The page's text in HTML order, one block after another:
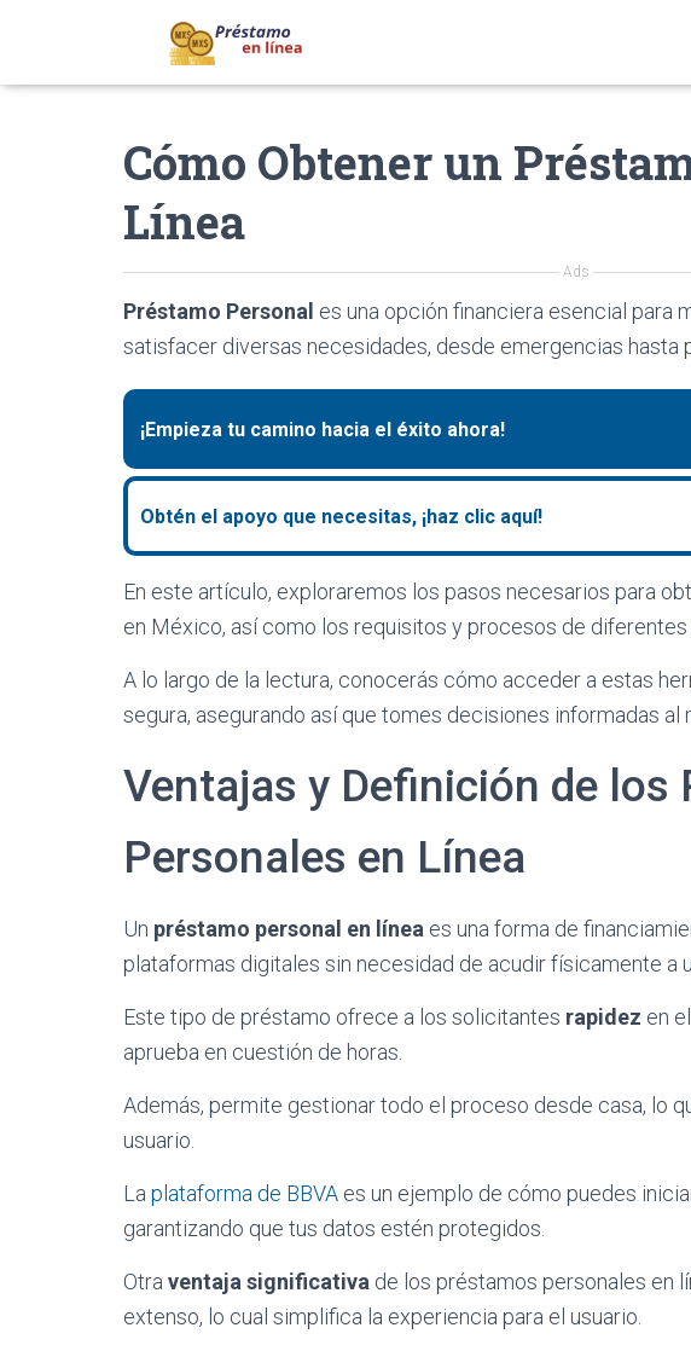
Cómo Obtener un
Línea
Ads
Préstamo Personal es una opción financiera esencial para
satisfacer diversas necesidades, desde emergencias hasta
¡Empieza tu camino hacia el éxito ahora!
Obtén el apoyo que necesitas, ¡haz clic aquí!
En este artículo, exploraremos los pasos necesarios para
en México, así como los requisitos y procesos de
A lo largo de la lectura, conocerás cómo acceder a estas
segura, asegurando así que tomes decisiones informadas
Ventajas y Definición de los
Personales en Línea
Un préstamo personal en línea es una forma de
plataformas digitales sin necesidad de acudir físicamente a
Este tipo de préstamo ofrece a los solicitantes rapidez en
aprueba en cuestión de horas.
Además, permite gestionar todo el proceso desde casa, lo
usuario.
La plataforma de BBVA es un ejemplo de cómo puedes
garantizando que tus datos estén protegidos.
Otra ventaja significativa de los préstamos personales en
extenso, lo cual simplifica la experiencia para el usuario.